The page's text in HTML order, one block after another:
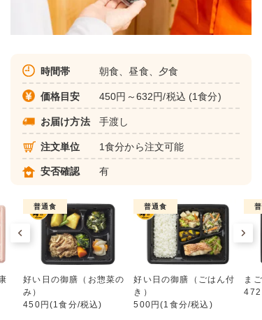
時間帯 朝食、昼食、夕食
価格目安 450円～632円/税込 (1食分)
お届け方法 手渡し
注文単位 1食分から注文可能
安否確認 有
普通食
好い日の御膳（お惣菜の
み）
450円(1食分/税込)
普通食
好い日の御膳（ごはん付
き）
500円(1食分/税込)
ま